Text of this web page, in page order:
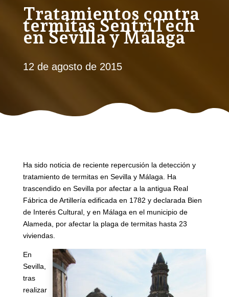
Tratamientos contra
termitas SentriTech
en Sevilla y Málaga
12 de agosto de 2015
Ha sido noticia de reciente repercusión la detección y
tratamiento de termitas en Sevilla y Málaga. Ha
trascendido en Sevilla por afectar a la antigua Real
Fábrica de Artillería edificada en 1782 y declarada Bien
de Interés Cultural, y en Málaga en el municipio de
Alameda, por afectar la plaga de termitas hasta 23
viviendas.
En
Sevilla,
tras
realizar